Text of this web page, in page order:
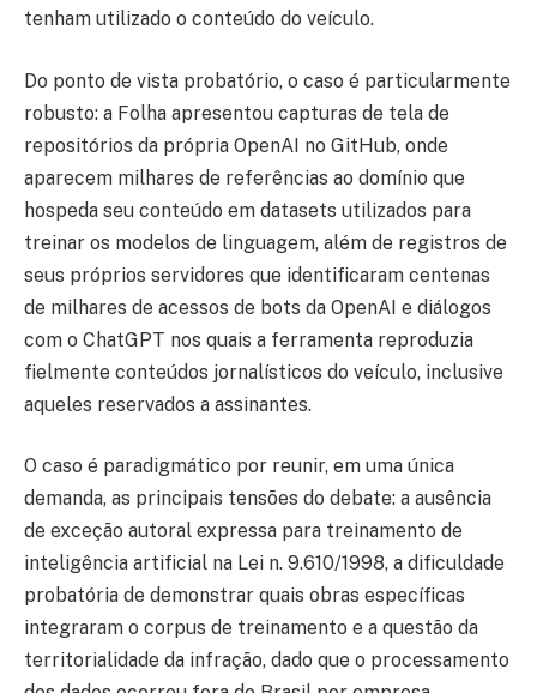
tenham utilizado o conteúdo do veículo.
Do ponto de vista probatório, o caso é particularmente
robusto: a Folha apresentou capturas de tela de
repositórios da própria OpenAI no GitHub, onde
aparecem milhares de referências ao domínio que
hospeda seu conteúdo em datasets utilizados para
treinar os modelos de linguagem, além de registros de
seus próprios servidores que identificaram centenas
de milhares de acessos de bots da OpenAI e diálogos
com o ChatGPT nos quais a ferramenta reproduzia
fielmente conteúdos jornalísticos do veículo, inclusive
aqueles reservados a assinantes.
O caso é paradigmático por reunir, em uma única
demanda, as principais tensões do debate: a ausência
de exceção autoral expressa para treinamento de
inteligência artificial na Lei n. 9.610/1998, a dificuldade
probatória de demonstrar quais obras específicas
integraram o corpus de treinamento e a questão da
territorialidade da infração, dado que o processamento